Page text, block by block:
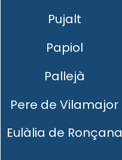
Pujalt
Papiol
Pallejà
Pere de Vilamajor
Eulàlia de Ronçana